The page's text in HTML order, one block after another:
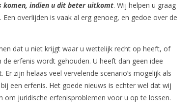
komen, indien u dit beter uitkomt. Wij helpen u graag
overlijden is vaak al erg genoeg, en gedoe over de
dat u niet krijgt waar u wettelijk recht op heeft, of
de erfenis wordt gehouden. U heeft dan geen idee
Er zijn helaas veel vervelende scenario’s mogelijk als
een erfenis. Het goede nieuws is echter wel dat wij
om juridische erfenisproblemen voor u op te lossen.